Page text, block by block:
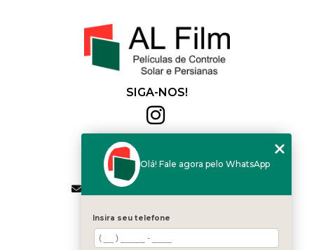
SIGA-NOS!
(11) 2564-4684
(11) 94168-2041
contato.vendas@alfilm.com.br
MENU
HOME
QUEM SOMOS
Olá! Fale agora pelo WhatsApp
Insira seu telefone